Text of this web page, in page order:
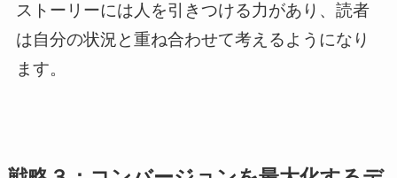
ストーリーには人を引きつける力があり、読者
は自分の状況と重ね合わせて考えるようになり
ます。